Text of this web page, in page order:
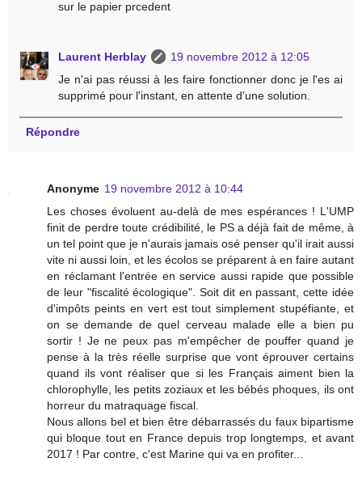
sur le papier prcedent
Laurent Herblay
19 novembre 2012 à 12:05
Je n'ai pas réussi à les faire fonctionner donc je l'es ai
supprimé pour l'instant, en attente d'une solution.
Répondre
Anonyme 19 novembre 2012 à 10:44
Les choses évoluent au-delà de mes espérances ! L'UMP
finit de perdre toute crédibilité, le PS a déjà fait de même, à
un tel point que je n'aurais jamais osé penser qu'il irait aussi
vite ni aussi loin, et les écolos se préparent à en faire autant
en réclamant l'entrée en service aussi rapide que possible
de leur "fiscalité écologique". Soit dit en passant, cette idée
d'impôts peints en vert est tout simplement stupéfiante, et
on se demande de quel cerveau malade elle a bien pu
sortir ! Je ne peux pas m'empêcher de pouffer quand je
pense à la très réelle surprise que vont éprouver certains
quand ils vont réaliser que si les Français aiment bien la
chlorophylle, les petits zoziaux et les bébés phoques, ils ont
horreur du matraquage fiscal.
Nous allons bel et bien être débarrassés du faux bipartisme
qui bloque tout en France depuis trop longtemps, et avant
2017 ! Par contre, c'est Marine qui va en profiter...